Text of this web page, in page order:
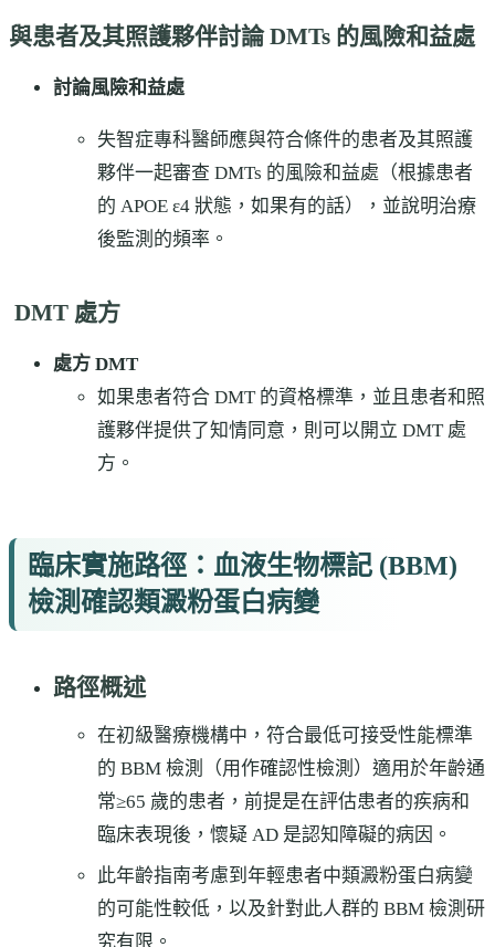
與患者及其照護夥伴討論 DMTs 的風險和益處
討論風險和益處
失智症專科醫師應與符合條件的患者及其照護
夥伴一起審查 DMTs 的風險和益處（根據患者
的 APOE ε4 狀態，如果有的話），並說明治療
後監測的頻率。
DMT 處方
處方 DMT
如果患者符合 DMT 的資格標準，並且患者和照
護夥伴提供了知情同意，則可以開立 DMT 處
方。
臨床實施路徑：血液生物標記 (BBM)
檢測確認類澱粉蛋白病變
路徑概述
在初級醫療機構中，符合最低可接受性能標準
的 BBM 檢測（用作確認性檢測）適用於年齡通
常≥65 歲的患者，前提是在評估患者的疾病和
臨床表現後，懷疑 AD 是認知障礙的病因。
此年齡指南考慮到年輕患者中類澱粉蛋白病變
的可能性較低，以及針對此人群的 BBM 檢測研
究有限。